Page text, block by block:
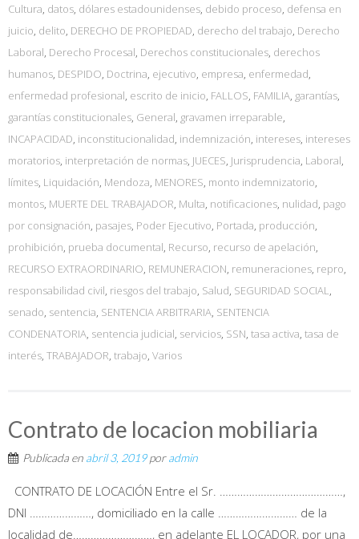
Cultura, datos, dólares estadounidenses, debido proceso, defensa en
juicio, delito, DERECHO DE PROPIEDAD, derecho del trabajo, Derecho
Laboral, Derecho Procesal, Derechos constitucionales, derechos
humanos, DESPIDO, Doctrina, ejecutivo, empresa, enfermedad,
enfermedad profesional, escrito de inicio, FALLOS, FAMILIA, garantías,
garantías constitucionales, General, gravamen irreparable,
INCAPACIDAD, inconstitucionalidad, indemnización, intereses, intereses
moratorios, interpretación de normas, JUECES, Jurisprudencia, Laboral,
límites, Liquidación, Mendoza, MENORES, monto indemnizatorio,
montos, MUERTE DEL TRABAJADOR, Multa, notificaciones, nulidad, pago
por consignación, pasajes, Poder Ejecutivo, Portada, producción,
prohibición, prueba documental, Recurso, recurso de apelación,
RECURSO EXTRAORDINARIO, REMUNERACION, remuneraciones, repro,
responsabilidad civil, riesgos del trabajo, Salud, SEGURIDAD SOCIAL,
senado, sentencia, SENTENCIA ARBITRARIA, SENTENCIA
CONDENATORIA, sentencia judicial, servicios, SSN, tasa activa, tasa de
interés, TRABAJADOR, trabajo, Varios
Contrato de locacion mobiliaria
Publicada en abril 3, 2019poradmin
CONTRATO DE LOCACIÓN Entre el Sr. ……………………………………,
DNI …………………, domiciliado en la calle ……………………… de la
localidad de………………………, en adelante EL LOCADOR, por una